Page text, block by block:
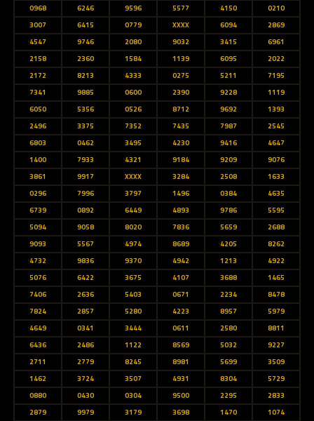
0968
6246 9596 5577 4150
0210
3007
6415 0779 XXXX 6094
2869
4547
9746 2080 9032 3415
6961
2158
2360 1584 1139 6095
2022
2172
8213 4333 0275 5211
7195
7341
9885 0600 2390 9228
1119
6050
5356 0526 8712 9692
1393
2496
3375 7352 7435 7987
2545
6803
0462 3495 4230 9416
4647
1400
7933 4321 9184 9209
9076
3861
9917 XXXX 3284 2508
1633
0296
7996 3797 1496 0384
4635
6739
0892 6449 4893 9786
5595
5094
9058 8020 7836 5659
2688
9093
5567 4974 8689 4205
8262
4732
9836 9370 4942 1213
4922
5076
6422 3675 4107 3688
1465
7406
2636 5403 0671 2234
8478
7824
2857 5280 4223 8957
5979
4649
0341 3444 0611 2580
8811
6436
2486 1122 8569 5032
9227
2711
2779 8245 8981 5699
3509
1462
3724 3507 4931 8304
5729
0880
0430 0304 9500 2295
2833
2879
9979 3179 3698 1470
1074